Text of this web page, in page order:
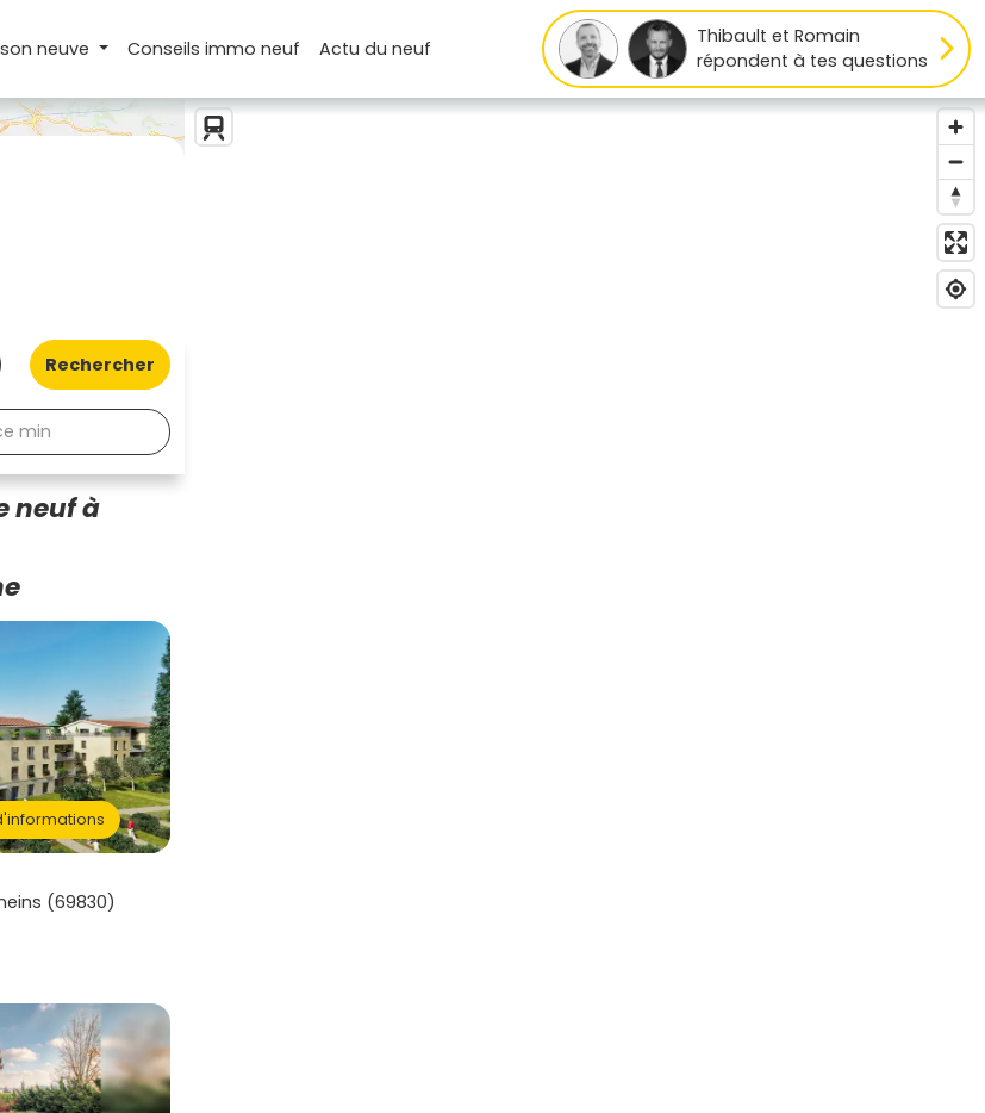
neuve Conseilsimmo neuf Actudu neuf
Thibault et Romain
répondent à tes questions
Rechercher
neuf à
(69830)